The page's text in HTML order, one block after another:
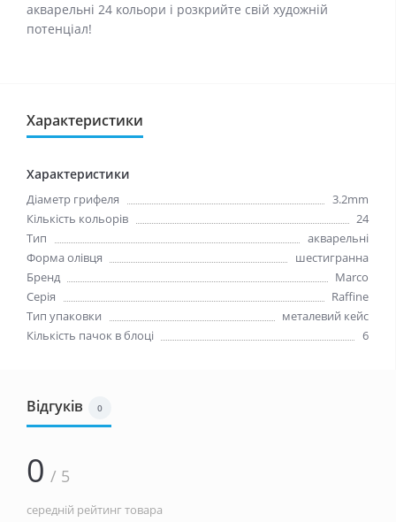
акварельні 24 кольори і розкрийте свій художній
потенціал!
Характеристики
Характеристики
Діаметр грифеля
3.2mm
Кількість кольорів
24
Тип
акварельні
Форма олівця
шестигранна
Бренд
Marco
Серія
Raffine
Тип упаковки
металевий кейс
Кількість пачок в блоці
6
Відгуків 0
0 / 5
середній рейтинг товара